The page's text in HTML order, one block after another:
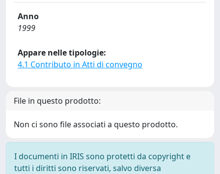
Anno
1999
Appare nelle tipologie:
4.1 Contributo in Atti di convegno
File in questo prodotto:
Non ci sono file associati a questo prodotto.
I documenti in IRIS sono protetti da copyright e
tutti i diritti sono riservati, salvo diversa